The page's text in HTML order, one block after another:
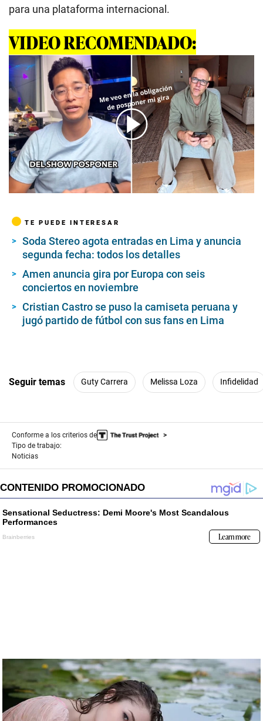
para una plataforma internacional.
VIDEO RECOMENDADO:
00:00/ 03:43
TE PUEDE INTERESAR
Soda Stereo agota entradas en Lima y anuncia
segunda fecha: todos los detalles
Amen anuncia gira por Europa con seis
conciertos en noviembre
Cristian Castro se puso la camiseta peruana y
jugó partido de fútbol con sus fans en Lima
Seguir temas Guty Carrera Melissa Loza Infidelidad
Conforme a los criterios de
Tipo de trabajo:
Noticias